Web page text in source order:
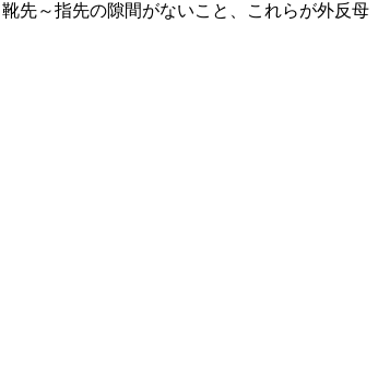
先～指先の隙間がないこと、これらが外反母